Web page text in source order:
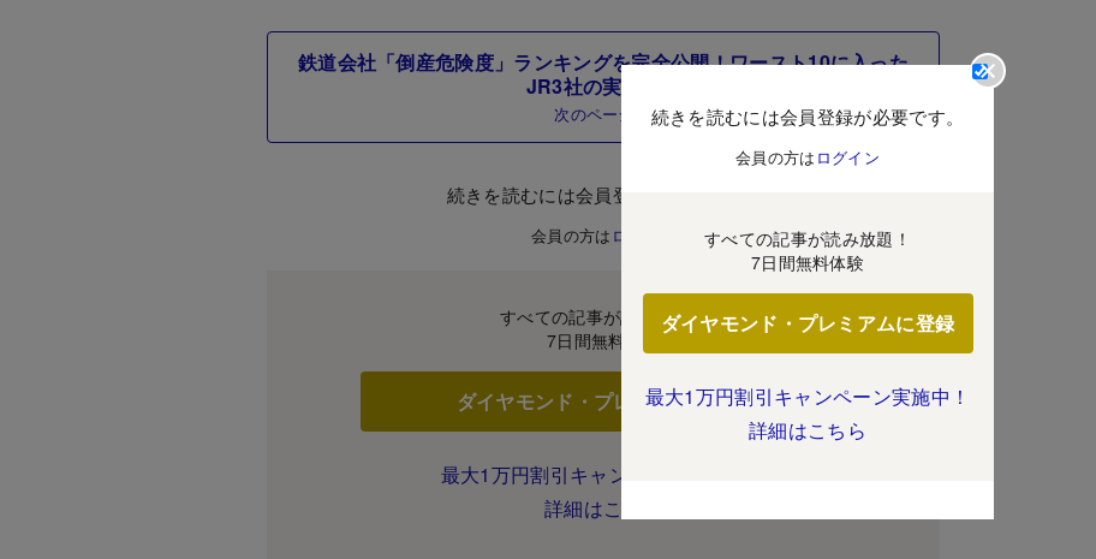
鉄道会社「倒産危険度」ランキングを完全公開！ワースト10に入った
JR3社の実名は？
次のページ
続きを読むには会員登録が必要です。
会員の方は ログイン
すべての記事が読み放題！
7日間無料体験
ダイヤモンド・プレミアムに登録
最大1万円割引キャンペーン実施中！
詳細はこちら
続きを読むには会員登録が必要です。
会員の方は ログイン
すべての記事が読み放題！
7日間無料体験
ダイヤモンド・プレミアムに登録
最大1万円割引キャンペーン実施中！
詳細はこちら